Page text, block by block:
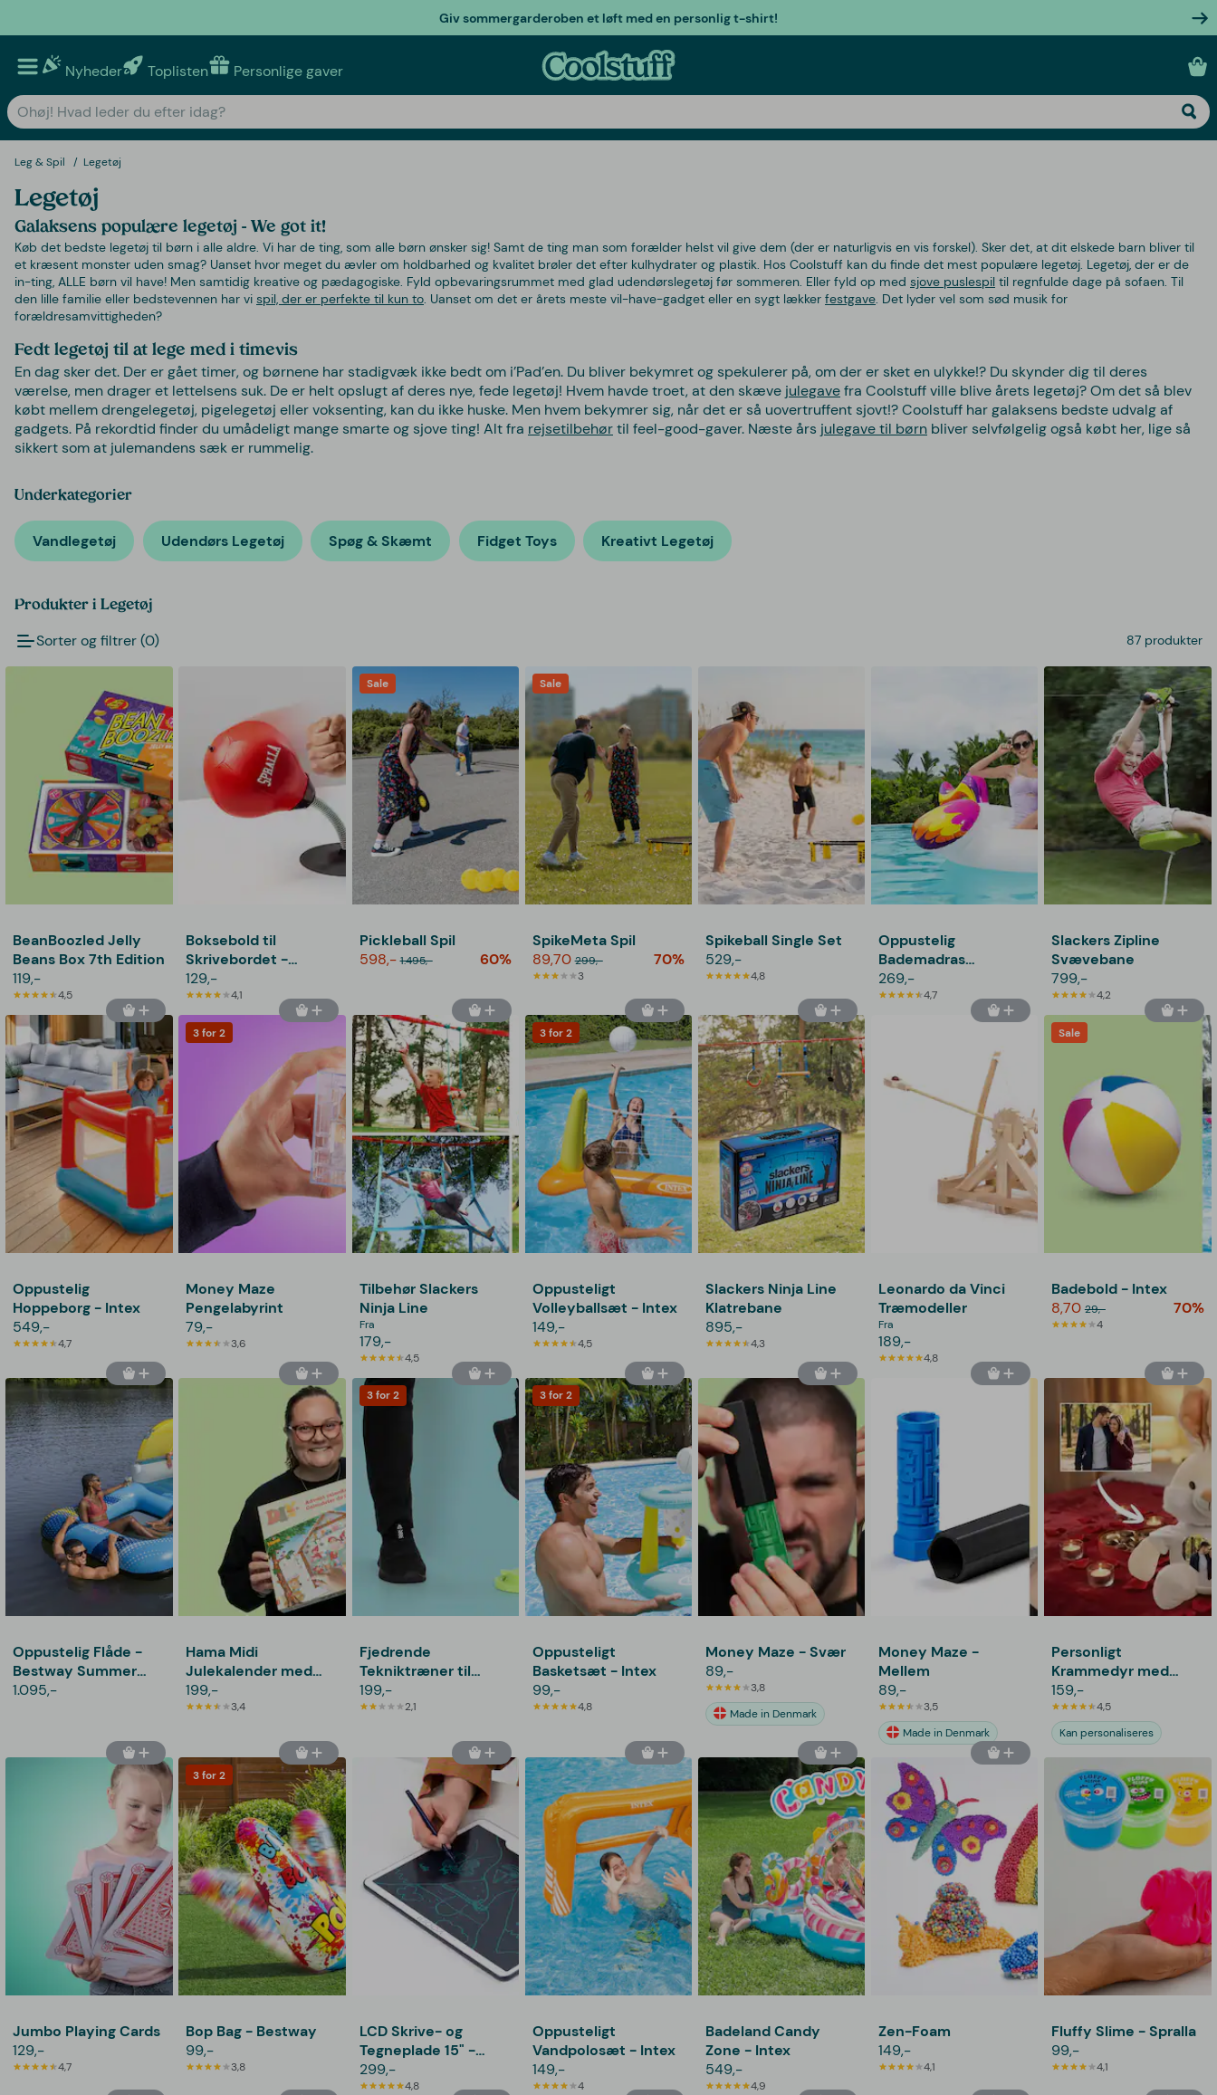
Giv sommergarderoben et løft med en personlig t-shirt!
Nyheder Toplisten Personlige gaver
Leg & Spil Legetøj
Legetøj
Galaksens populære legetøj - We got it!
Køb det bedste legetøj til børn i alle aldre. Vi har de ting, som alle børn ønsker sig! Samt de ting man som forælder helst vil give dem (der er naturligvis en vis forskel). Sker det, at dit elskede barn bliver til
et kræsent monster uden smag? Uanset hvor meget du ævler om holdbarhed og kvalitet brøler det efter kulhydrater og plastik. Hos Coolstuff kan du finde det mest populære legetøj. Legetøj, der er de
in-ting, ALLE børn vil have! Men samtidig kreative og pædagogiske. Fyld opbevaringsrummet med glad udendørslegetøj før sommeren. Eller fyld op med sjove puslespil til regnfulde dage på sofaen. Til
den lille familie eller bedstevennen har vi spil, der er perfekte til kun to . Uanset om det er årets meste vil-have-gadget eller en sygt lækker festgave . Det lyder vel som sød musik for
forældresamvittigheden?
Fedt legetøj til at lege med i timevis
En dag sker det. Der er gået timer, og børnene har stadigvæk ikke bedt om i’Pad’en. Du bliver bekymret og spekulerer på, om der er sket en ulykke!? Du skynder dig til deres
værelse, men drager et lettelsens suk. De er helt opslugt af deres nye, fede legetøj! Hvem havde troet, at den skæve julegavefra Coolstuff ville blive årets legetøj? Om det så blev
købt mellem drengelegetøj, pigelegetøj eller voksenting, kan du ikke huske. Men hvem bekymrer sig, når det er så uovertruffent sjovt!? Coolstuff har galaksens bedste udvalg af
gadgets. På rekordtid finder du umådeligt mange smarte og sjove ting! Alt fra rejsetilbehørtil feel-good-gaver. Næste års julegave til børn bliver selvfølgelig også købt her, lige så
sikkert som at julemandens sæk er rummelig.
Underkategorier
Vandlegetøj Udendørs Legetøj Spøg & Skæmt Fidget Toys Kreativt Legetøj
Produkter i Legetøj
Sorter og filtrer (0) 87 produkter
BeanBoozled Jelly
Beans Box 7th Edition
119,-
4,5
Boksebold til
Skrivebordet -
Spralla
129,-
4,1
Sale
Pickleball Spil
598,- 1.495,- 60%
Sale
SpikeMeta Spil
89,70 299,- 70%
3
Spikeball Single Set
529,-
4,8
Oppustelig
Bademadras
Enhjørning - Bestway
269,-
4,7
Slackers Zipline
Svævebane
799,-
4,2
Oppustelig
Hoppeborg - Intex
549,-
4,7
3 for 2
Money Maze
Pengelabyrint
79,-
3,6
Tilbehør Slackers
Ninja Line
Fra
179,-
4,5
3 for 2
Oppusteligt
Volleyballsæt - Intex
149,-
4,5
Slackers Ninja Line
Klatrebane
895,-
4,3
Leonardo da Vinci
Træmodeller
Fra
189,-
4,8
Sale
Badebold - Intex
8,70 29,- 70%
4
Oppustelig Flåde -
Bestway Summer
Oasis
1.095,-
Hama Midi
Julekalender med
Perler
199,-
3,4
3 for 2
Fjedrende
Tekniktræner til
Fodbold
199,-
2,1
3 for 2
Oppusteligt
Basketsæt - Intex
99,-
4,8
Money Maze - Svær
89,-
3,8
Made in Denmark
Money Maze -
Mellem
89,-
3,5
Made in Denmark
Personligt
Krammedyr med
Billede - Hjerte
159,-
4,5
Kan personaliseres
Jumbo Playing Cards
129,-
4,7
3 for 2
Bop Bag - Bestway
99,-
3,8
LCD Skrive- og
Tegneplade 15" -
Vooni
299,-
4,8
Oppusteligt
Vandpolosæt - Intex
149,-
4
Badeland Candy
Zone - Intex
549,-
4,9
Zen-Foam
149,-
4,1
Fluffy Slime - Spralla
99,-
4,1